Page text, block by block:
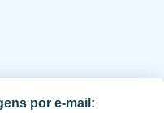
por e-mail: